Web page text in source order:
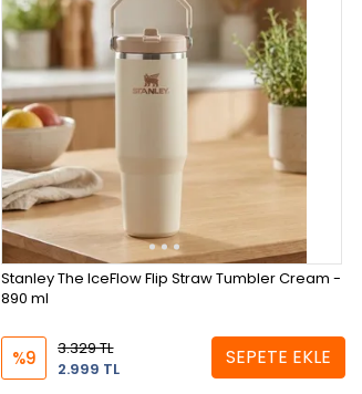
Stanley The IceFlow Flip Straw Tumbler Cream -
890 ml
%9
3.329 TL
2.999 TL
SEPETE EKLE